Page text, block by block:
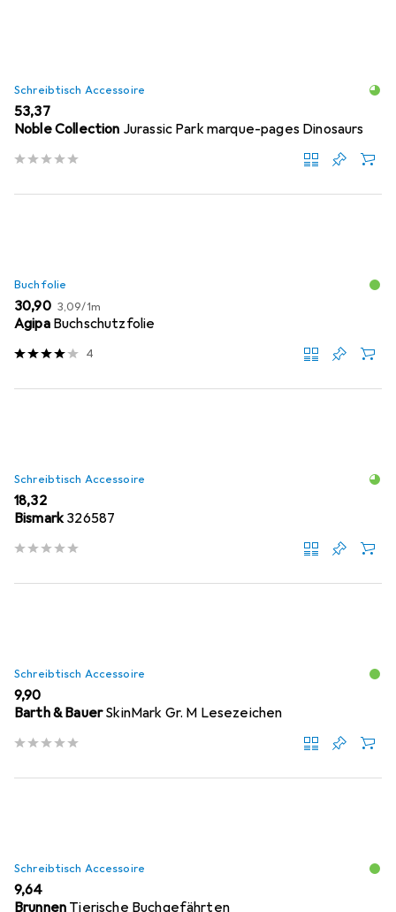
Schreibtisch Accessoire
EUR
53,37
Noble Collection Jurassic Park marque-pages Dinosaurs
Buchfolie
EUR
30,90 EUR
3,09/1m
Agipa Buchschutzfolie
4
Schreibtisch Accessoire
EUR
18,32
Bismark326587
Schreibtisch Accessoire
EUR
9,90
Barth & BauerSkinMark Gr. M Lesezeichen
Schreibtisch Accessoire
EUR
9,64
Brunnen Tierische Buchgefährten